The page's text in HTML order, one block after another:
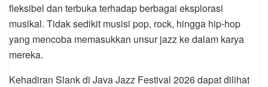
fleksibel dan terbuka terhadap berbagai eksplorasi
musikal. Tidak sedikit musisi pop, rock, hingga hip-hop
yang mencoba memasukkan unsur jazz ke dalam karya
mereka.
Kehadiran Slank di Java Jazz Festival 2026 dapat dilihat